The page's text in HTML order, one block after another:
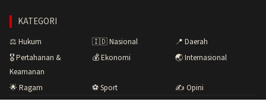
KATEGORI
⚖️ Hukum 🇮🇩 Nasional
📍 Daerah
🎖️ Pertahanan &
Keamanan
💰 Ekonomi 🌏 Internasional
🌟 Ragam ⚽ Sport ✍️ Opini